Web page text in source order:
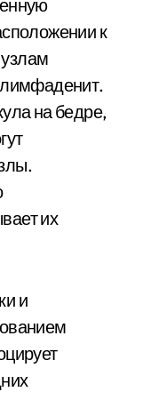
к
лимфаденит.
на бедре,
их
и